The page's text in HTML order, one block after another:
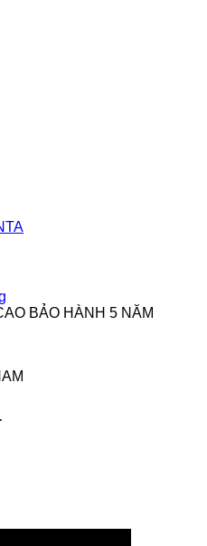
BẢO HÀNH 5 NĂM